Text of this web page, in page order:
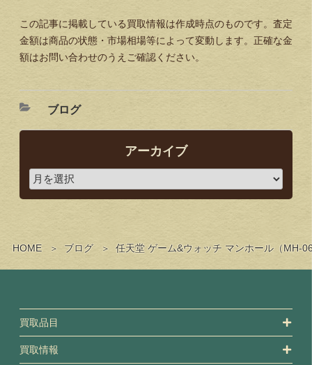
HOME ブログ 任天堂 ゲーム&ウォッチ マンホール（MH-
この記事に掲載している買取情報は作成時点のものです。査定
金額は商品の状態・市場相場等によって変動します。正確な金
額はお問い合わせのうえご確認ください。
ブログ
アーカイブ
買取品目
買取情報